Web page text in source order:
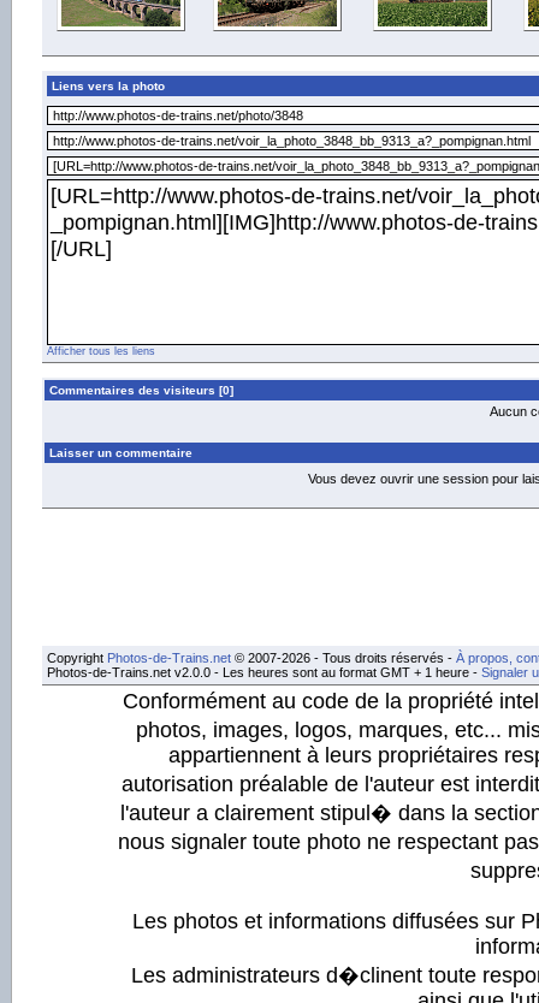
Liens vers la photo
Afficher tous les liens
Commentaires des visiteurs [0]
Aucun
Laisser un commentaire
Vous devez ouvrir une session pour
Copyright Photos-de-Trains.net © 2007-2026 - Tous droits réservés - À propos,
Photos-de-Trains.net v2.0.0 - Les heures sont au format GMT + 1 heure - Signaler
Conformément au code de la propriété
photos, images, logos, marques, etc...
appartiennent à leurs propriétaires
autorisation préalable de l'auteur est
l'auteur a clairement stipul� dans la
nous signaler toute photo ne respectant
Les photos et informations diffusées sur
Les administrateurs d�clinent toute